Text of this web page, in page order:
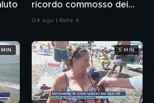
ricordo commosso dei
04 ago | Rete 4
5 MIN